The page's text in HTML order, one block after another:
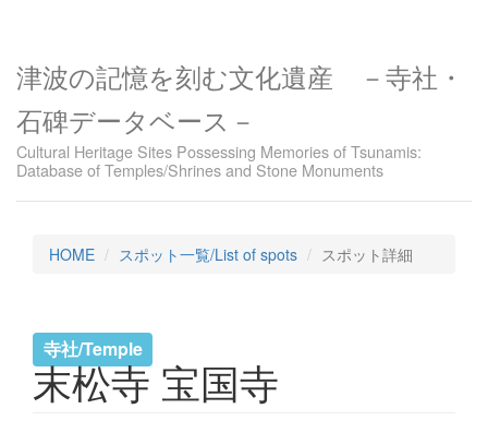
津波の記憶を刻む文化遺産 －寺社・
石碑データベース－
Cultural Heritage Sites Possessing Memories of Tsunamis:
Database of Temples/Shrines and Stone Monuments
HOME スポット一覧/List of spots スポット詳細
寺社/Temple
末松寺 宝国寺